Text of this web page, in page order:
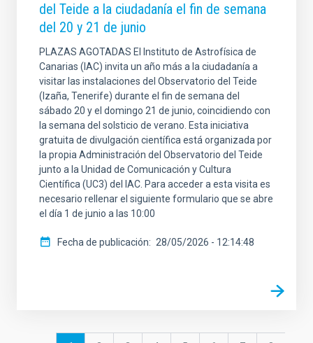
del Teide a la ciudadanía el fin de semana
del 20 y 21 de junio
PLAZAS AGOTADAS El Instituto de Astrofísica de
Canarias (IAC) invita un año más a la ciudadanía a
visitar las instalaciones del Observatorio del Teide
(Izaña, Tenerife) durante el fin de semana del
sábado 20 y el domingo 21 de junio, coincidiendo con
la semana del solsticio de verano. Esta iniciativa
gratuita de divulgación científica está organizada por
la propia Administración del Observatorio del Teide
junto a la Unidad de Comunicación y Cultura
Científica (UC3) del IAC. Para acceder a esta visita es
necesario rellenar el siguiente formulario que se abre
el día 1 de junio a las 10:00
Fecha de publicación 28/05/2026 - 12:14:48
Paginación